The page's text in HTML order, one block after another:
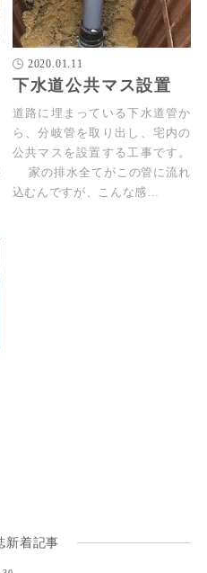
2020.01.11
下水道公共マス設置
道路に埋まっている下水道管か
ら、分岐管を取り出し、宅内の
公共マスを設置する工事です。
家の排水全てがこの管に流れ
込むんですが、こんな感…
新着記事